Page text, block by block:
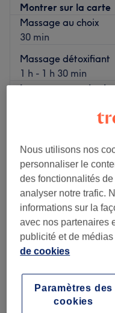
Montrer sur la carte
Massage au choix
30 min
Massage détoxifiant
1 h - 1 h 30 min
Je veux en savoir plus
Mercredi
Jeudi
Vendredi
Samedi
Dimanche
Yang Zi - Paris 9 est
massages installé dans
les portes d'un lieu où
bien-être et profitez de
Liya Nails
Nous utilisons nos
personnaliser le
des fonctionnalités
analyser notre trafic.
informations sur la
avec nos partenaires
publicité et de
de cookies
Paramètres des
cookies